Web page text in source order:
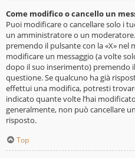
Come modifico o cancello un
Puoi modificare o cancellare solo i
un amministratore o un
premendo il pulsante con la «X» nel
modificare un messaggio (a volte
dopo il suo inserimento) premendo
questione. Se qualcuno ha già
effettui una modifica, potresti
indicato quante volte l’hai
generalmente, non può cancellare
risposto.
Top